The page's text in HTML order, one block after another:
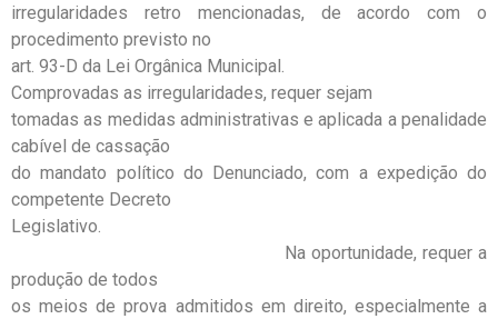
irregularidades retro mencionadas, de acordo com o
procedimento previsto no
art. 93-D da Lei Orgânica Municipal.
Comprovadas as irregularidades, requer sejam
tomadas as medidas administrativas e aplicada a penalidade
cabível de cassação
do mandato político do Denunciado, com a expedição do
competente Decreto
Legislativo.
Na oportunidade, requer a
produção de todos
os meios de prova admitidos em direito, especialmente a